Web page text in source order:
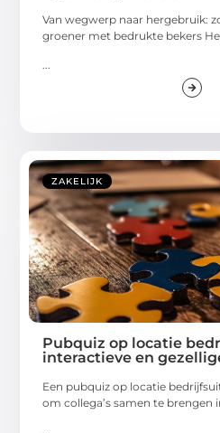
Van wegwerp naar hergebruik:
groener met bedrukte bekers
...
ZAKELIJK
Pubquiz op locatie
interactieve en
Een pubquiz op locatie
om collega’s samen te brengen